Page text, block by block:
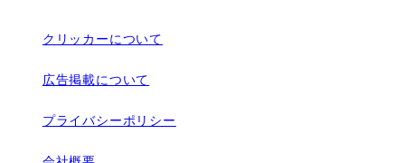
クリッカーについて
広告掲載について
プライバシーポリシー